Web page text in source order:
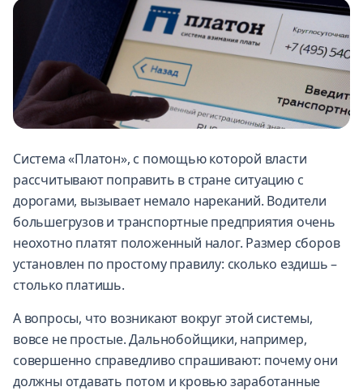
Система «Платон», с помощью которой власти
рассчитывают поправить в стране ситуацию с
дорогами, вызывает немало нареканий. Водители
большегрузов и транспортные предприятия очень
неохотно платят положенный налог. Размер сборов
установлен по простому правилу: сколько ездишь –
столько платишь.
А вопросы, что возникают вокруг этой системы,
вовсе не простые. Дальнобойщики, например,
совершенно справедливо спрашивают: почему они
должны отдавать потом и кровью заработанные